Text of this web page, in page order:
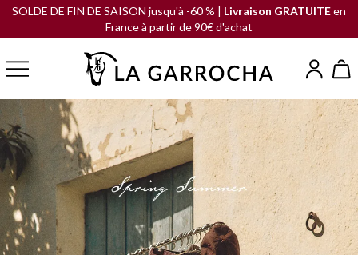
SOLDE DE FIN DE SAISON jusqu'à -60 % | Livraison GRATUITEen
France à partir de 90€ d'achat